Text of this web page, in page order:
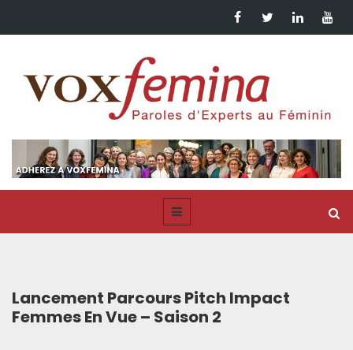
Lancement Parcours Pitch Impact
Femmes En Vue – Saison 2